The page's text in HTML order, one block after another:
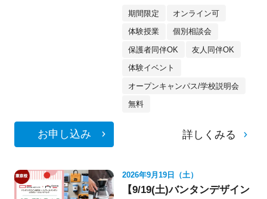
ト】
期間限定 オンライン可
体験授業 個別相談会
保護者同伴OK 友人同伴OK
体験イベント
オープンキャンパス/学校説明会
無料
お申し込み 詳しくみる
2026年9月19日（土）
【9/19(土)バンタンデザイン